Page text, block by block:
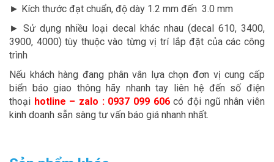
► Kích thước đạt chuẩn, độ dày 1.2 mm đến 3.0 mm
► Sử dụng nhiều loại decal khác nhau (decal 610, 3400,
3900, 4000) tùy thuộc vào từng vị trí lắp đặt của các công
trình
Nếu khách hàng đang phân vân lựa chọn đơn vị cung cấp
biển báo giao thông hãy nhanh tay liên hệ đến số điện
thoại hotline – zalo : 0937 099 606có đội ngũ nhân viên
kinh doanh sẵn sàng tư vấn báo giá nhanh nhất.